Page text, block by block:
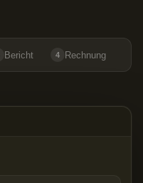
Bericht 4 Rechnung